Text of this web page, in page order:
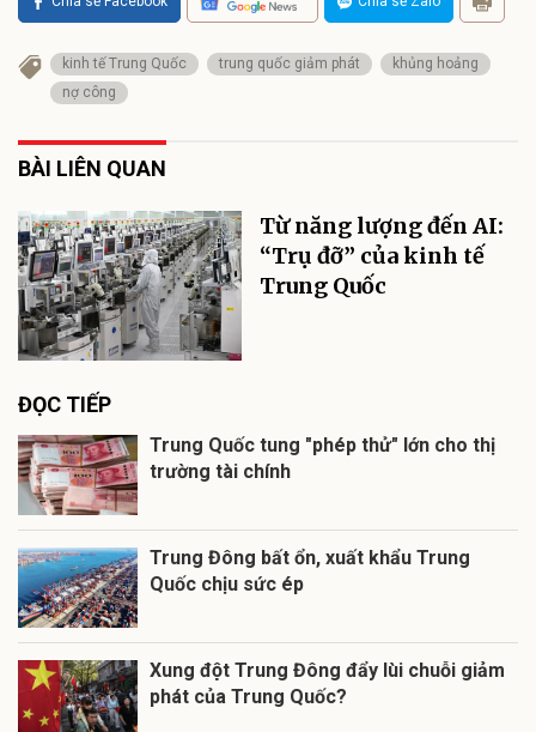
kinh tế Trung Quốc trung quốc giảm phát
khủng hoảng
nợ công
BÀI LIÊN QUAN
Từ năng lượng đến AI:
“Trụ đỡ” của kinh tế
Trung Quốc
ĐỌC TIẾP
Trung Quốc tung "phép thử" lớn cho thị
trường tài chính
Trung Đông bất ổn, xuất khẩu Trung
Quốc chịu sức ép
Xung đột Trung Đông đẩy lùi chuỗi giảm
phát của Trung Quốc?